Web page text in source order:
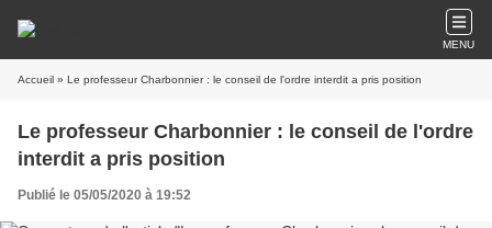
MENU
Accueil » Le professeur Charbonnier : le conseil de l'ordre interdit a pris position
Le professeur Charbonnier : le conseil de l'ordre
interdit a pris position
Publié le 05/05/2020 à 19:52